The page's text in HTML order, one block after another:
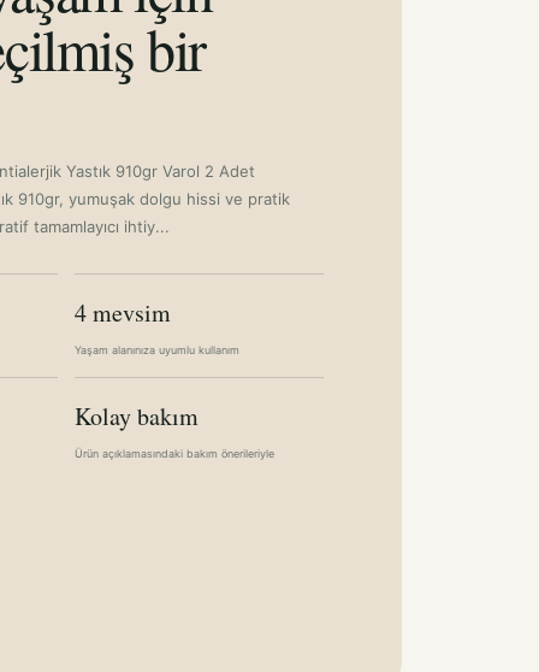
bir
Yastık 910gr Varol 2 Adet
910gr, yumuşak dolgu hissi ve pratik
tamamlayıcı ihtiy...
4 mevsim
Yaşam alanınıza uyumlu kullanım
Kolay bakım
Ürün açıklamasındaki bakım önerileriyle